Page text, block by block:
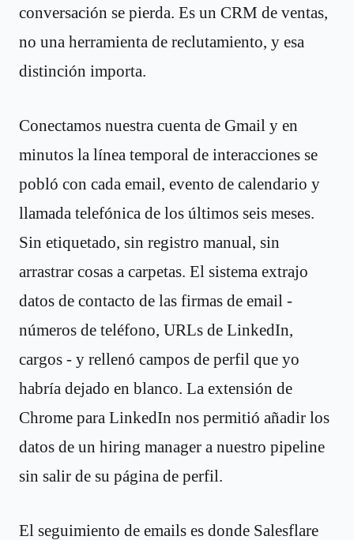
conversación se pierda. Es un CRM de ventas,
no una herramienta de reclutamiento, y esa
distinción importa.
Conectamos nuestra cuenta de Gmail y en
minutos la línea temporal de interacciones se
pobló con cada email, evento de calendario y
llamada telefónica de los últimos seis meses.
Sin etiquetado, sin registro manual, sin
arrastrar cosas a carpetas. El sistema extrajo
datos de contacto de las firmas de email -
números de teléfono, URLs de LinkedIn,
cargos - y rellenó campos de perfil que yo
habría dejado en blanco. La extensión de
Chrome para LinkedIn nos permitió añadir los
datos de un hiring manager a nuestro pipeline
sin salir de su página de perfil.
El seguimiento de emails es donde Salesflare